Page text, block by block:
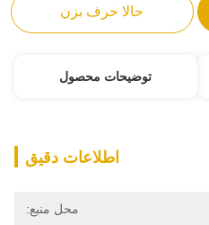
حالا حرف بزن
توضیحات محصول
اطلاعات دقیق
محل منبع: